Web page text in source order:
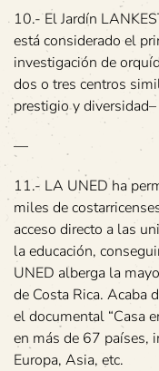
10.- El Jardín
está considerado el
investigación de
dos o tres centros
prestigio y diversidad–
—
11.- LA UNED ha
miles de
acceso directo a las
la educación,
UNED alberga la
de Costa Rica. Acaba
el documental “Casa
en más de 67 países,
Europa, Asia, etc.